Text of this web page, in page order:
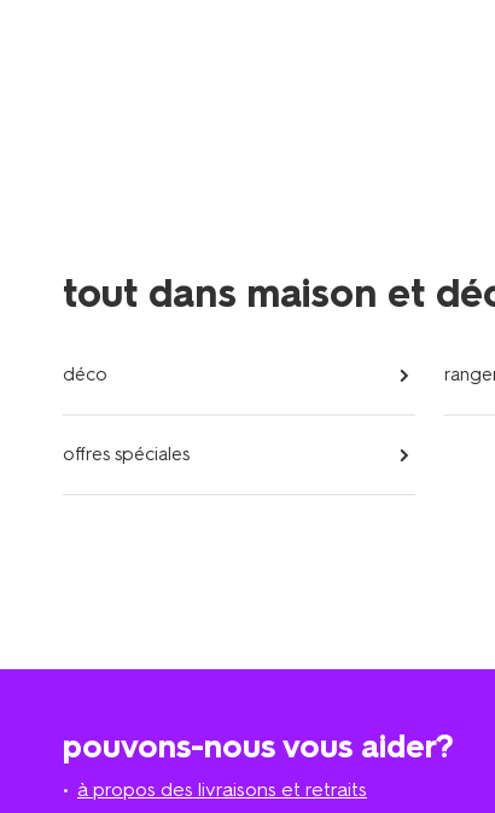
tout dans maison et
déco
offres spéciales
pouvons-nous vous aider?
à propos des livraisons et retraits